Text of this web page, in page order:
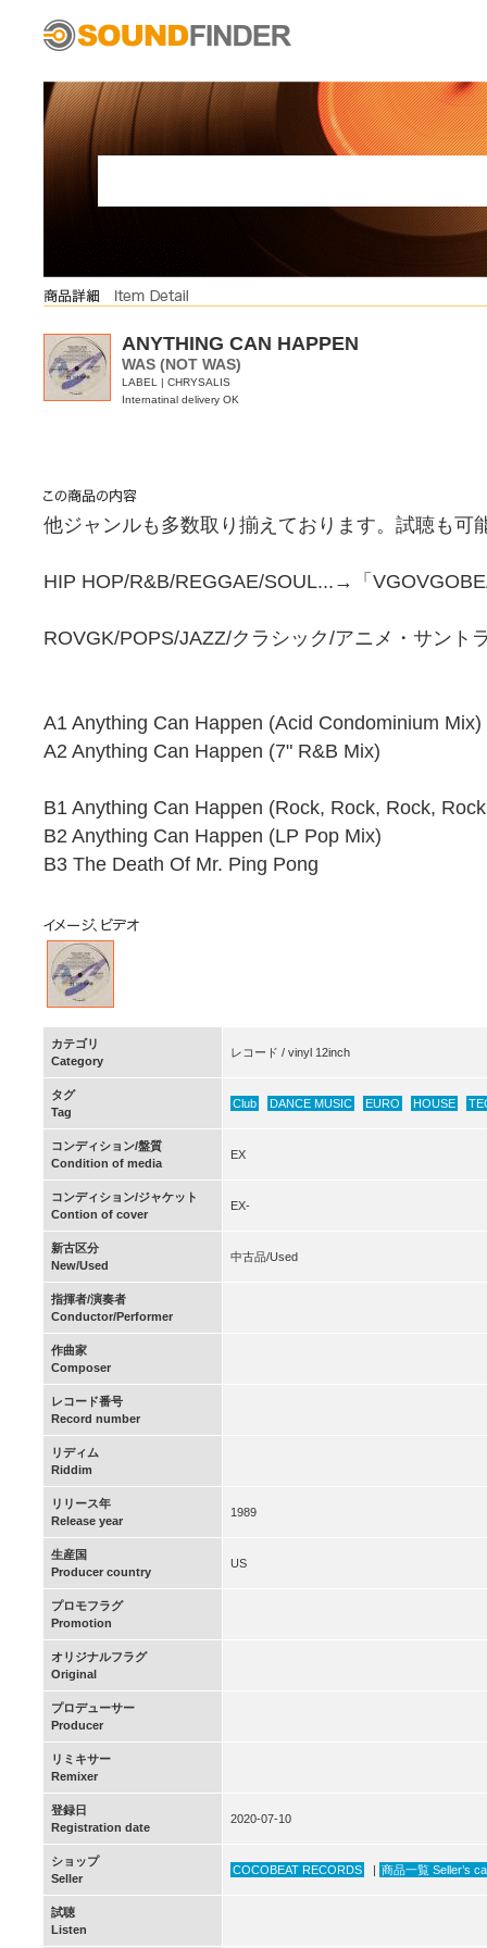
ANYTHING CAN HAPPEN
WAS (NOT WAS)
LABEL | CHRYSALIS
Internatinal delivery OK
他ジャンルも多数取り揃えております。試聴も可
HIP HOP/R&B/REGGAE/SOUL...→「
ROVGK/POPS/JAZZ/クラシック/アニメ・サン
A1 Anything Can Happen (Acid Condominium Mix)
A2 Anything Can Happen (7" R&B Mix)
B1 Anything Can Happen (Rock, Rock, Rock,
B2 Anything Can Happen (LP Pop Mix)
B3 The Death Of Mr. Ping Pong
カテゴリ
Category
レコード / vinyl 12inch
タグ
Tag
Club DANCE MUSIC EURO HOUSE
コンディション/盤質
Condition of media
EX
コンディション/ジャケット
Contion of cover
EX-
新古区分
New/Used
中古品/Used
指揮者/演奏者
Conductor/Performer
作曲家
Composer
レコード番号
Record number
リディム
Riddim
リリース年
Release year
1989
生産国
Producer country
US
プロモフラグ
Promotion
オリジナルフラグ
Original
プロデューサー
Producer
リミキサー
Remixer
登録日
Registration date
2020-07-10
ショップ
Seller
COCOBEAT RECORDS | 商品一覧 Seller’s
試聴
Listen